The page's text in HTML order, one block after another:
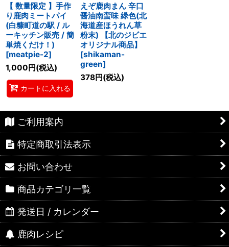
【 数量限定 】手作
り鹿肉ミートパイ
(白糠町道の駅 / ル
ーキッチン販売 / 簡
単焼くだけ！)
[meatpie-2]
1,000円(税込)
カートに入れる
えぞ鹿肉まん 辛口
醤油南蛮味 緑色(北
海道産ほうれん草
粉末) 【北のジビエ
オリジナル商品】
[shikaman-
green]
378円(税込)
ご利用案内
特定商取引法表示
お問い合わせ
商品カテゴリ一覧
発送日 / カレンダー
鹿肉レシピ